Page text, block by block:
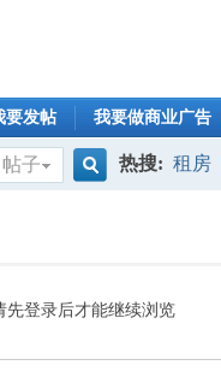
要发帖 我要做商业广告
帖子
索
热搜: 租房
先登录后才能继续浏览